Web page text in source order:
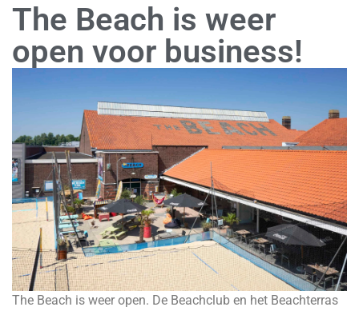
The Beach is weer
open voor business!
The Beach is weer open. De Beachclub en het Beachterras